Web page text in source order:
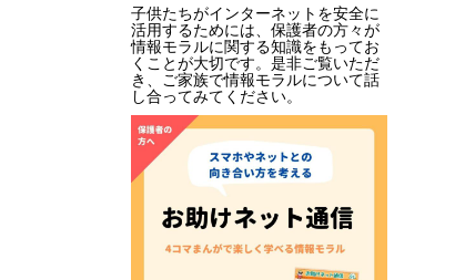
子供たちがインターネットを安全に
活用するためには、保護者の方々が
情報モラルに関する知識をもってお
くことが大切です。是非ご覧いただ
き、ご家族で情報モラルについて話
し合ってみてください。